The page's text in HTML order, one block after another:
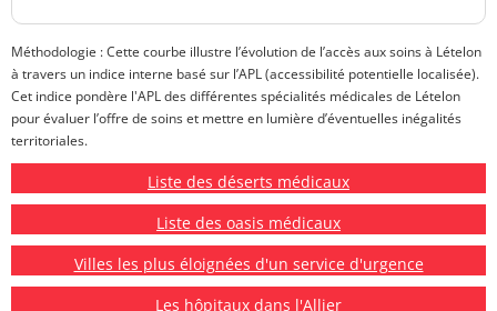
Méthodologie : Cette courbe illustre l’évolution de l’accès aux soins à Lételon
à travers un indice interne basé sur l’APL (accessibilité potentielle localisée).
Cet indice pondère l'APL des différentes spécialités médicales de Lételon
pour évaluer l’offre de soins et mettre en lumière d’éventuelles inégalités
territoriales.
Liste des déserts médicaux
Liste des oasis médicaux
Villes les plus éloignées d'un service d'urgence
Les hôpitaux dans l'Allier